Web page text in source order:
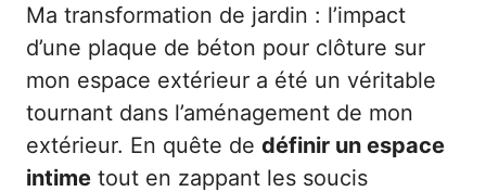
Ma transformation de jardin : l’impact
d’une plaque de béton pour clôture sur
mon espace extérieur a été un véritable
tournant dans l’aménagement de mon
extérieur. En quête de définir un espace
intime tout en zappant les soucis